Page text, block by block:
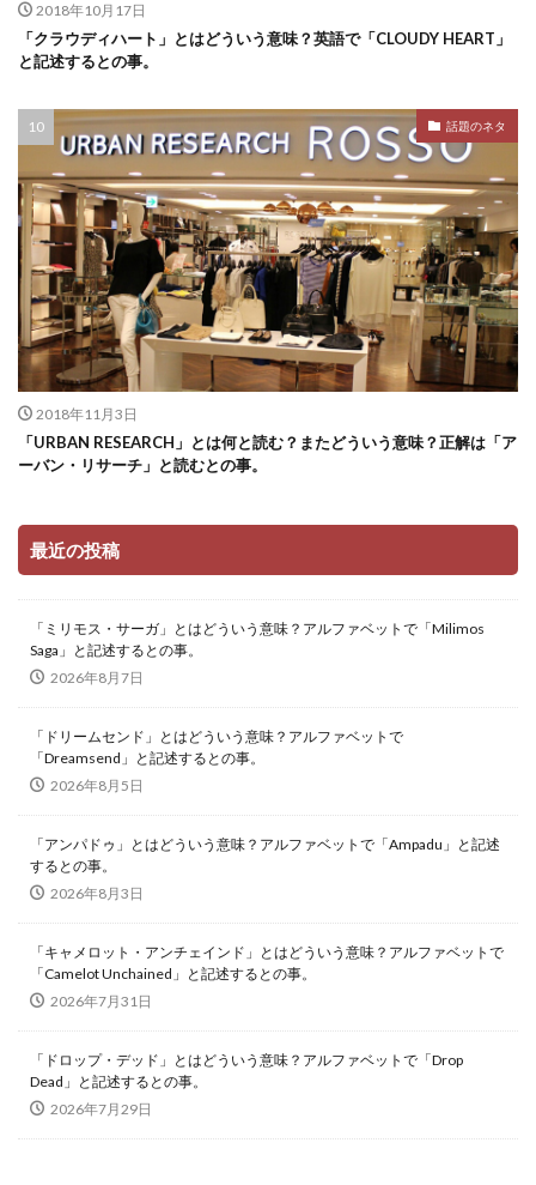
2018年10月17日
「クラウディハート」とはどういう意味？英語で「CLOUDY HEART」
と記述するとの事。
話題のネタ
2018年11月3日
「URBAN RESEARCH」とは何と読む？またどういう意味？正解は「ア
ーバン・リサーチ」と読むとの事。
最近の投稿
「ミリモス・サーガ」とはどういう意味？アルファベットで「Milimos
Saga」と記述するとの事。
2026年8月7日
「ドリームセンド」とはどういう意味？アルファベットで
「Dreamsend」と記述するとの事。
2026年8月5日
「アンパドゥ」とはどういう意味？アルファベットで「Ampadu」と記述
するとの事。
2026年8月3日
「キャメロット・アンチェインド」とはどういう意味？アルファベットで
「Camelot Unchained」と記述するとの事。
2026年7月31日
「ドロップ・デッド」とはどういう意味？アルファベットで「Drop
Dead」と記述するとの事。
2026年7月29日